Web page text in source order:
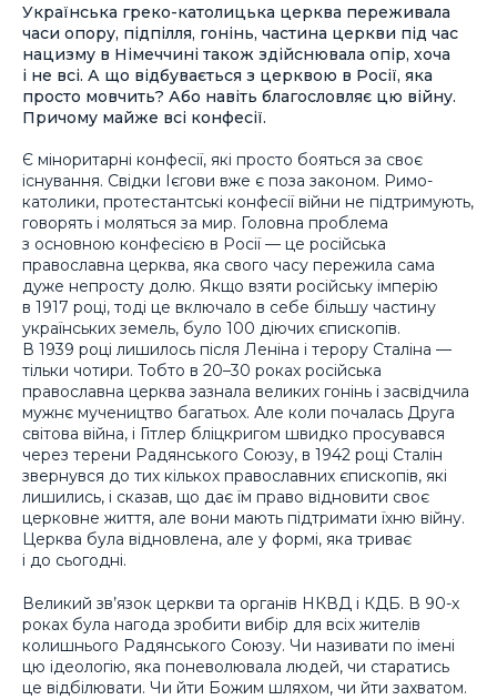
Українська греко-католицька церква переживала
часи опору, підпілля, гонінь, частина церкви під час
нацизму в Німеччині також здійснювала опір, хоча
і не всі. А що відбувається з церквою в Росії, яка
просто мовчить? Або навіть благословляє цю війну.
Причому майже всі конфесії.
Є міноритарні конфесії, які просто бояться за своє
існування. Свідки Ієгови вже є поза законом. Римо-
католики, протестантські конфесії війни не підтримують,
говорять і моляться за мир. Головна проблема
з основною конфесією в Росії — це російська
православна церква, яка свого часу пережила сама
дуже непросту долю. Якщо взяти російську імперію
в 1917 році, тоді це включало в себе більшу частину
українських земель, було 100 діючих єпископів.
В 1939 році лишилось після Леніна і терору Сталіна —
тільки чотири. Тобто в 20–30 роках російська
православна церква зазнала великих гонінь і засвідчила
мужнє мучеництво багатьох. Але коли почалась Друга
світова війна, і Гітлер бліцкригом швидко просувався
через терени Радянського Союзу, в 1942 році Сталін
звернувся до тих кількох православних єпископів, які
лишились, і сказав, що дає їм право відновити своє
церковне життя, але вони мають підтримати їхню війну.
Церква була відновлена, але у формі, яка триває
і до сьогодні.
Великий зв’язок церкви та органів НКВД і КДБ. В 90-х
роках була нагода зробити вибір для всіх жителів
колишнього Радянського Союзу. Чи називати по імені
цю ідеологію, яка поневолювала людей, чи старатись
це відбілювати. Чи йти Божим шляхом, чи йти захватом.